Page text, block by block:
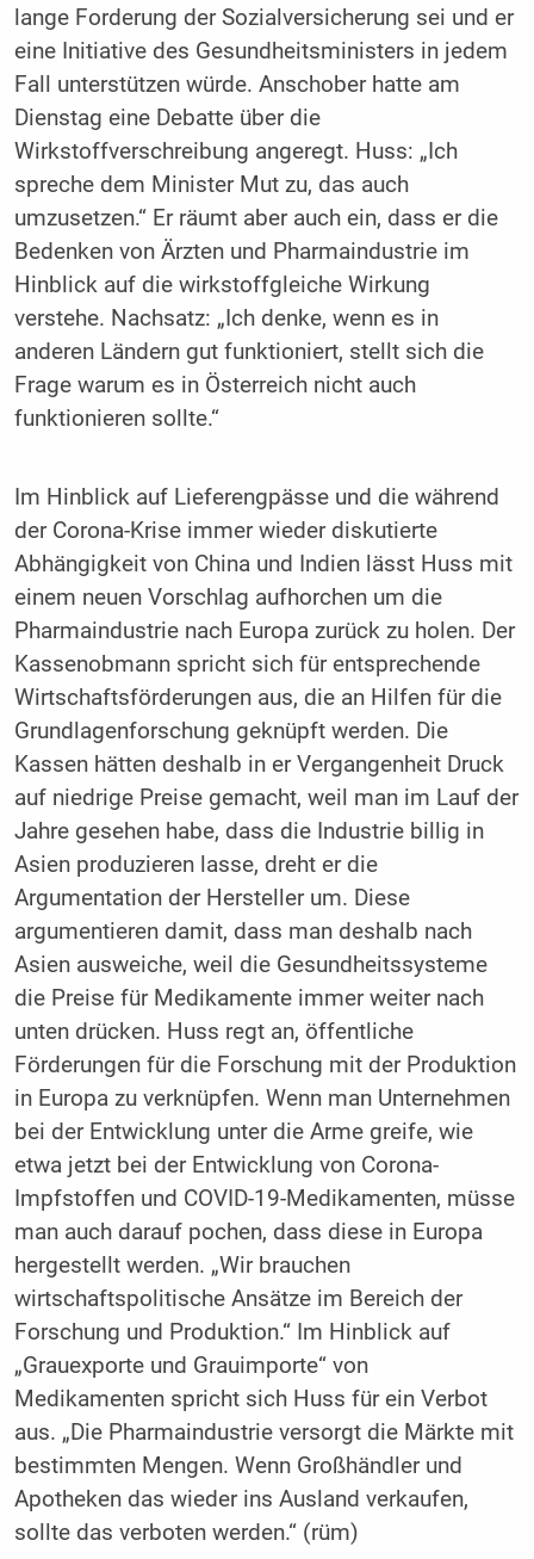
lange Forderung der Sozialversicherung sei und er
eine Initiative des Gesundheitsministers in jedem
Fall unterstützen würde. Anschober hatte am
Dienstag eine Debatte über die
Wirkstoffverschreibung angeregt. Huss: „Ich
spreche dem Minister Mut zu, das auch
umzusetzen.“ Er räumt aber auch ein, dass er die
Bedenken von Ärzten und Pharmaindustrie im
Hinblick auf die wirkstoffgleiche Wirkung
verstehe. Nachsatz: „Ich denke, wenn es in
anderen Ländern gut funktioniert, stellt sich die
Frage warum es in Österreich nicht auch
funktionieren sollte.“
Im Hinblick auf Lieferengpässe und die während
der Corona-Krise immer wieder diskutierte
Abhängigkeit von China und Indien lässt Huss mit
einem neuen Vorschlag aufhorchen um die
Pharmaindustrie nach Europa zurück zu holen. Der
Kassenobmann spricht sich für entsprechende
Wirtschaftsförderungen aus, die an Hilfen für die
Grundlagenforschung geknüpft werden. Die
Kassen hätten deshalb in er Vergangenheit Druck
auf niedrige Preise gemacht, weil man im Lauf der
Jahre gesehen habe, dass die Industrie billig in
Asien produzieren lasse, dreht er die
Argumentation der Hersteller um. Diese
argumentieren damit, dass man deshalb nach
Asien ausweiche, weil die Gesundheitssysteme
die Preise für Medikamente immer weiter nach
unten drücken. Huss regt an, öffentliche
Förderungen für die Forschung mit der Produktion
in Europa zu verknüpfen. Wenn man Unternehmen
bei der Entwicklung unter die Arme greife, wie
etwa jetzt bei der Entwicklung von Corona-
Impfstoffen und COVID-19-Medikamenten, müsse
man auch darauf pochen, dass diese in Europa
hergestellt werden. „Wir brauchen
wirtschaftspolitische Ansätze im Bereich der
Forschung und Produktion.“ Im Hinblick auf
„Grauexporte und Grauimporte“ von
Medikamenten spricht sich Huss für ein Verbot
aus. „Die Pharmaindustrie versorgt die Märkte mit
bestimmten Mengen. Wenn Großhändler und
Apotheken das wieder ins Ausland verkaufen,
sollte das verboten werden.“ (rüm)